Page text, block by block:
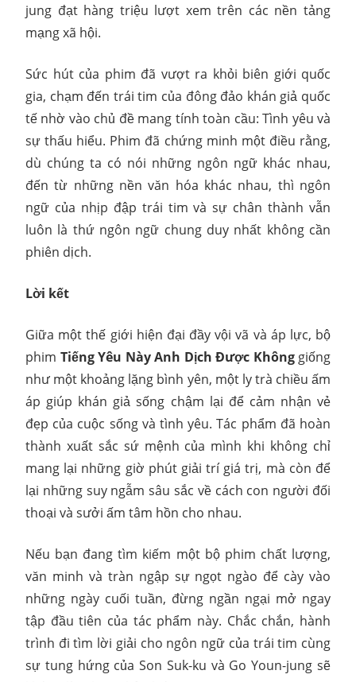
jung đạt hàng triệu lượt xem trên các nền tảng
mạng xã hội.
Sức hút của phim đã vượt ra khỏi biên giới quốc
gia, chạm đến trái tim của đông đảo khán giả quốc
tế nhờ vào chủ đề mang tính toàn cầu: Tình yêu và
sự thấu hiểu. Phim đã chứng minh một điều rằng,
dù chúng ta có nói những ngôn ngữ khác nhau,
đến từ những nền văn hóa khác nhau, thì ngôn
ngữ của nhịp đập trái tim và sự chân thành vẫn
luôn là thứ ngôn ngữ chung duy nhất không cần
phiên dịch.
Lời kết
Giữa một thế giới hiện đại đầy vội vã và áp lực, bộ
phim Tiếng Yêu Này Anh Dịch Được Khônggiống
như một khoảng lặng bình yên, một ly trà chiều ấm
áp giúp khán giả sống chậm lại để cảm nhận vẻ
đẹp của cuộc sống và tình yêu. Tác phẩm đã hoàn
thành xuất sắc sứ mệnh của mình khi không chỉ
mang lại những giờ phút giải trí giá trị, mà còn để
lại những suy ngẫm sâu sắc về cách con người đối
thoại và sưởi ấm tâm hồn cho nhau.
Nếu bạn đang tìm kiếm một bộ phim chất lượng,
văn minh và tràn ngập sự ngọt ngào để cày vào
những ngày cuối tuần, đừng ngần ngại mở ngay
tập đầu tiên của tác phẩm này. Chắc chắn, hành
trình đi tìm lời giải cho ngôn ngữ của trái tim cùng
sự tung hứng của Son Suk-ku và Go Youn-jung sẽ